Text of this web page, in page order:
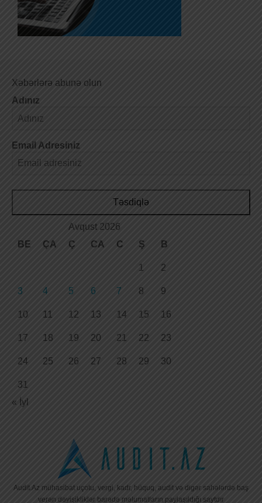
Xəbərlərə abunə olun
Adınız
Email Adresiniz
Təsdiqlə
Avqust 2026
BE
ÇA Ç CA C Ş B
1 2
3 4 5 6 7 8 9
10 11 12 13 14 15 16
17 18 19 20 21 22 23
24 25 26 27 28 29 30
31
« İyl
Audit.Az mühasibat uçotu, vergi, kadr, hüquq, audit və digər sahələrdə baş
verən dəyişikliklər barədə məlumatların paylaşıldığı saytdır